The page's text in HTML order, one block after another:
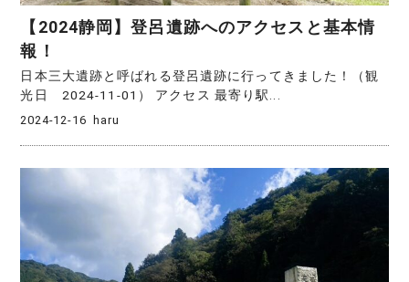
【2024静岡】登呂遺跡へのアクセスと基本情
報！
日本三大遺跡と呼ばれる登呂遺跡に行ってきました！（観
光日 2024-11-01） アクセス 最寄り駅...
2024-12-16 haru